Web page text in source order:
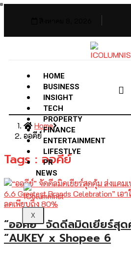
HOME
BUSINESS
INSIGHT
TECH
PROPERTY
FINANCE
ENTERTAINMENT
LIFESTLYE
PR
NEWS
X
Home
ออคีย์
Tags : ออคีย์
“ออคีย์” จัดดีลมิดเยียร์สุ
“AUKEY x Shopee 6